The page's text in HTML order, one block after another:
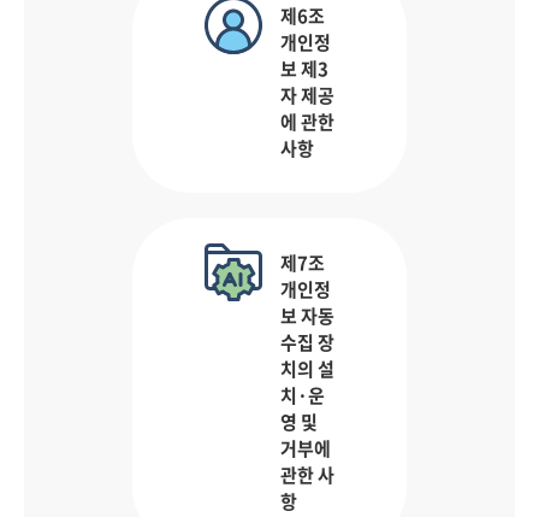
제6조
개인정
보 제3
자 제공
에 관한
사항
제7조
개인정
보 자동
수집 장
치의 설
치·운
영 및
거부에
관한 사
항